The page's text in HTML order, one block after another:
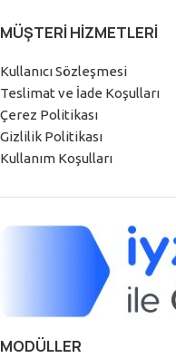
MÜŞTERI HIZMETLERI
Kullanıcı Sözleşmesi
Teslimat ve İade Koşulları
Çerez Politikası
Gizlilik Politikası
Kullanım Koşulları
MODÜLLER